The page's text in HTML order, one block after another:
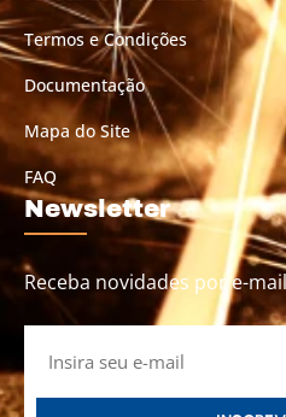
Termos e Condições
Documentação
Mapa do Site
FAQ
Newsletter
Receba novidades por e-